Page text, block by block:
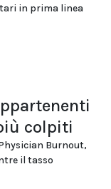
in prima linea
colpiti
Burnout,
il tasso